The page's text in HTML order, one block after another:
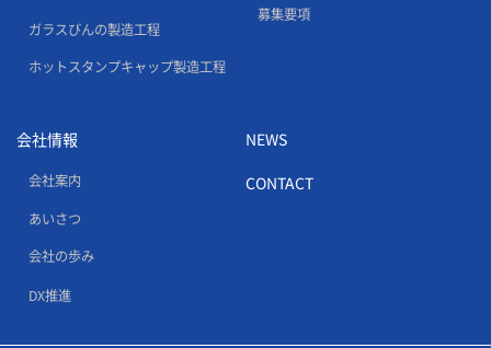
ガラスびんの製造工程
ホットスタンプキャップ製造工程
募集要項
会社情報
会社案内
あいさつ
会社の歩み
DX推進
NEWS
CONTACT